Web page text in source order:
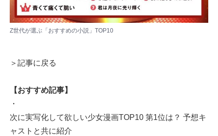
Z世代が選ぶ「おすすめの小説」TOP10
＞記事に戻る
【おすすめ記事】
・
次に実写化して欲しい少女漫画TOP10 第1位は？ 予想キ
ャストと共に紹介